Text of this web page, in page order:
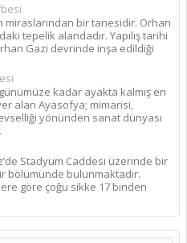
miraslarından bir tanesidir. Orhan
tepelik alandadır. Yapılış tarihi
Gazi devrinde inşa edildiği
kadar ayakta kalmış en
alan Ayasofya; mimarisi,
yönünden sanat dünyası
Stadyum Caddesi üzerinde bir
bölümünde bulunmaktadır.
göre çoğu sikke 17 binden